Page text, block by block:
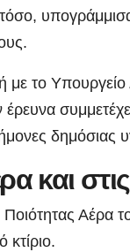
με το Υπουργείο
δημόσιας
και
Αέρα
κτίριο.